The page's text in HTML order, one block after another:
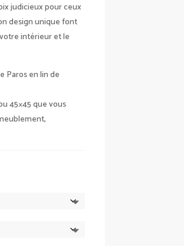
judicieux pour ceux
design unique font
intérieur et le
Paros en lin de
45×45 que vous